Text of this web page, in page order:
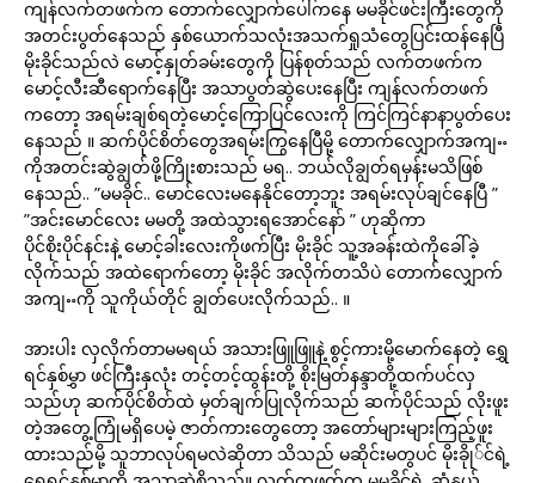
ကျန်လက်တဖက်က တောက်လျှောက်ပေါ်ကနေ မမခိုင်ဖင်းကြီးတွေကို
အတင်းပွတ်နေသည် နှစ်ယောက်သလုံးအသက်ရှုသံတွေပြင်းထန်နေပြီ
မိုးခိုင်သည်လဲ မောင့်နှုတ်ခမ်းတွေကို ပြန်စုတ်သည် လက်တဖက်က
မောင့်လီးဆီရောက်နေပြီး အသာပွတ်ဆွဲပေးနေပြီး ကျန်လက်တဖက်
ကတော့ အရမ်းချစ်ရတဲ့မောင့်ကြောပြင်လေးကို ကြင်ကြင်နာနာပွတ်ပေး
နေသည် ။ ဆက်ပိုင်စိတ်တွေအရမ်းကြွနေပြီမို့ တောက်လျှောက်အကျႌ
ကိုအတင်းဆွဲချွတ်ဖို့ကြိုးစားသည် မရ.. ဘယ်လိုချွတ်ရမှန်းမသိဖြစ်
နေသည်.. ”မမခိုင်.. မောင်လေးမနေနိုင်တော့ဘူး အရမ်းလုပ်ချင်နေပြီ ”
”အင်းမောင်လေး မမတို့ အထဲသွားရအောင်နော် ” ဟုဆိုကာ
ပိုင်စိုးပိုင်နင်းနဲ့ မောင့်ခါးလေးကိုဖက်ပြီး မိုးခိုင် သူ့အခန်းထဲကိုခေါ်ခဲ့
လိုက်သည် အထဲရောက်တော့ မိုးခိုင် အလိုက်တသိပဲ တောက်လျှောက်
အကျႌကို သူကိုယ်တိုင် ချွတ်ပေးလိုက်သည်.. ။
အားပါး လှလိုက်တာမမရယ် အသားဖြူဖြူနဲ့ စွင့်ကားမို့မောက်နေတဲ့ ရွှေ
ရင်နှစ်မွှာ ဖင်ကြီးနှလုံး တင့်တင့်ထွန်းတို့ စိုးမြတ်နန္ဒာတို့ထက်ပင်လှ
သည်ဟု ဆက်ပိုင်စိတ်ထဲ မှတ်ချက်ပြုလိုက်သည် ဆက်ပိုင်သည် လိုးဖူး
တဲ့အတွေ့ကြုံမရှိပေမဲ့ ဇာတ်ကားတွေတော့ အတော်များများကြည့်ဖူး
ထားသည်မို့ သူဘာလုပ်ရမလဲဆိုတာ သိသည် မဆိုင်းမတွပင် မိုးခိုု်င်ရဲ့